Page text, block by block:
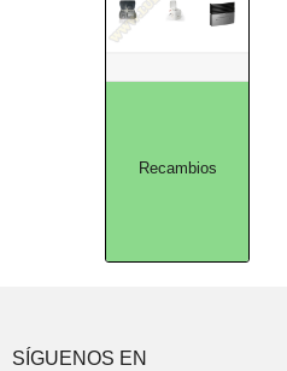
Recambios
SÍGUENOS EN